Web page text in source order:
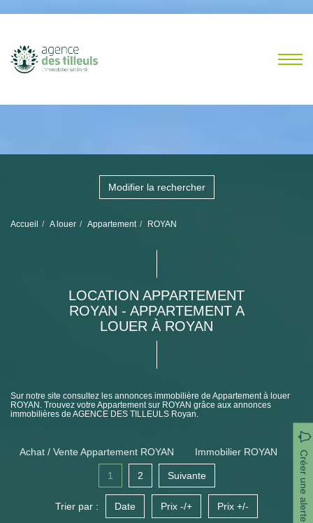
Modifier la rechercher
Accueil A louer Appartement ROYAN
LOCATION APPARTEMENT
ROYAN - APPARTEMENT A
LOUER À ROYAN
Sur notre site consultez les annonces immobilière de Appartement à louer
ROYAN. Trouvez votre Appartement sur ROYAN grâce aux annonces
immobilières de AGENCE DES TILLEULS Royan.
Achat / Vente Appartement ROYAN Immobilier ROYAN Créer une alerte
1 2 Suivante
Trier par : Date Prix -/+ Prix +/-